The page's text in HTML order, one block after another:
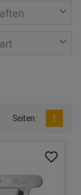
Seiten: 1